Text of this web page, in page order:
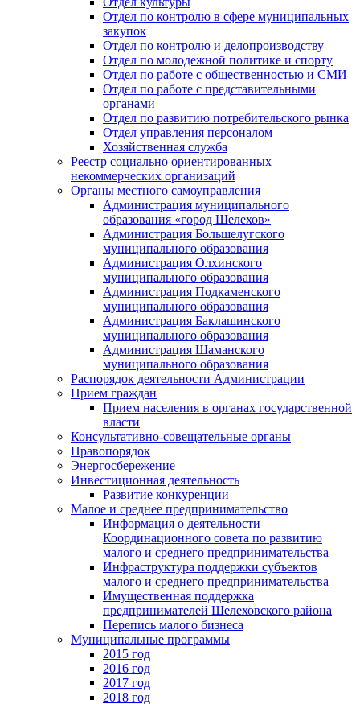
Отдел по контролю в сфере муниципальных
закупок
Отдел по контролю и делопроизводству
Отдел по молодежной политике и спорту
Отдел по работе с общественностью и СМИ
Отдел по работе с представительными
органами
Отдел по развитию потребительского рынка
Отдел управления персоналом
Хозяйственная служба
Реестр социально ориентированных
некоммерческих организаций
Органы местного самоуправления
Администрация муниципального
образования «город Шелехов»
Администрация Большелугского
муниципального образования
Администрация Олхинского
муниципального образования
Администрация Подкаменского
муниципального образования
Администрация Баклашинского
муниципального образования
Администрация Шаманского
муниципального образования
Распорядок деятельности Администрации
Прием граждан
Прием населения в органах государственной
власти
Консультативно-совещательные органы
Правопорядок
Энергосбережение
Инвестиционная деятельность
Развитие конкуренции
Малое и среднее предпринимательство
Информация о деятельности
Координационного совета по развитию
малого и среднего предпринимательства
Инфраструктура поддержки субъектов
малого и среднего предпринимательства
Имущественная поддержка
предпринимателей Шелеховского района
Перепись малого бизнеса
Муниципальные программы
2015 год
2016 год
2017 год
2018 год